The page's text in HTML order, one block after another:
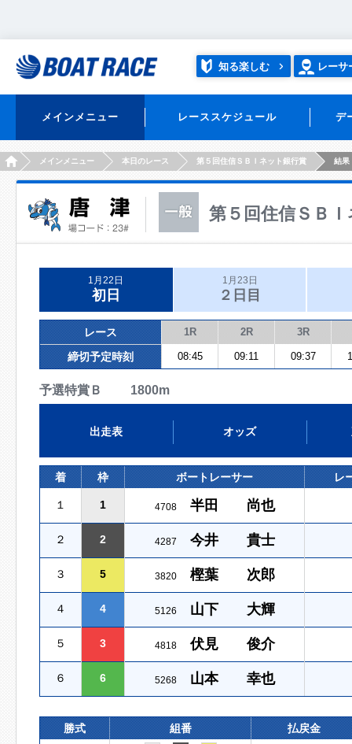
知る楽しむ レーサ
メインメニュー レーススケジュール デ
HOMEメインメニュー 本日のレース 第５回住信ＳＢＩネット銀行賞 結果
第５回住信ＳＢ
1月22日
初日
1月23日
２日目
レース 1R 2R 3R
締切予定時刻 08:45 09:11 09:37
予選特賞Ｂ 1800m
出走表 オッズ
着 枠 ボートレーサー レ
１ 1 4708 半田 尚也
２ 2 4287 今井 貴士
３ 5 3820 樫葉 次郎
４ 4 5126 山下 大輝
５ 3 4818 伏見 俊介
６ 6 5268 山本 幸也
勝式 組番 払戻金